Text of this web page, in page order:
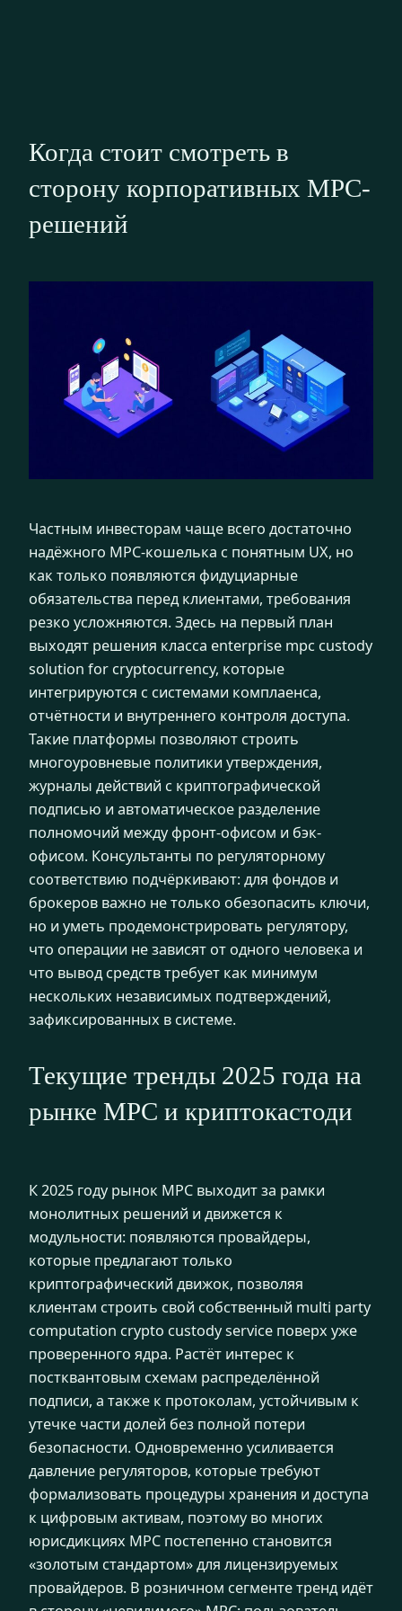
Когда стоит смотреть в
сторону корпоративных MPC-
решений
Частным инвесторам чаще всего достаточно
надёжного MPC-кошелька с понятным UX, но
как только появляются фидуциарные
обязательства перед клиентами, требования
резко усложняются. Здесь на первый план
выходят решения класса enterprise mpc custody
solution for cryptocurrency, которые
интегрируются с системами комплаенса,
отчётности и внутреннего контроля доступа.
Такие платформы позволяют строить
многоуровневые политики утверждения,
журналы действий с криптографической
подписью и автоматическое разделение
полномочий между фронт-офисом и бэк-
офисом. Консультанты по регуляторному
соответствию подчёркивают: для фондов и
брокеров важно не только обезопасить ключи,
но и уметь продемонстрировать регулятору,
что операции не зависят от одного человека и
что вывод средств требует как минимум
нескольких независимых подтверждений,
зафиксированных в системе.
Текущие тренды 2025 года на
рынке MPC и криптокастоди
К 2025 году рынок MPC выходит за рамки
монолитных решений и движется к
модульности: появляются провайдеры,
которые предлагают только
криптографический движок, позволяя
клиентам строить свой собственный multi party
computation crypto custody service поверх уже
проверенного ядра. Растёт интерес к
постквантовым схемам распределённой
подписи, а также к протоколам, устойчивым к
утечке части долей без полной потери
безопасности. Одновременно усиливается
давление регуляторов, которые требуют
формализовать процедуры хранения и доступа
к цифровым активам, поэтому во многих
юрисдикциях MPC постепенно становится
«золотым стандартом» для лицензируемых
провайдеров. В розничном сегменте тренд идёт